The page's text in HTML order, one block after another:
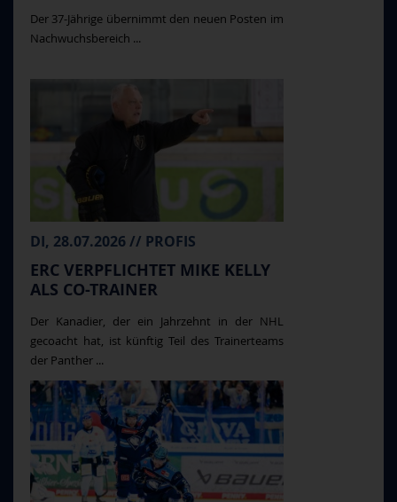
Der 37-Jährige übernimmt den neuen Posten im
Nachwuchsbereich ...
DI, 28.07.2026 // PROFIS
ERC VERPFLICHTET MIKE KELLY
ALS CO-TRAINER
Der Kanadier, der ein Jahrzehnt in der NHL
gecoacht hat, ist künftig Teil des Trainerteams
der Panther ...